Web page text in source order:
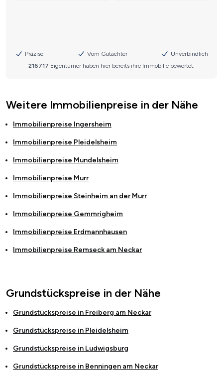
Weitere Immobilienpreise in der Nähe
Immobilienpreise Ingersheim
Immobilienpreise Pleidelsheim
Immobilienpreise Mundelsheim
Immobilienpreise Murr
Immobilienpreise Steinheim an der Murr
Immobilienpreise Gemmrigheim
Immobilienpreise Erdmannhausen
Immobilienpreise Remseck am Neckar
Grundstückspreise in der Nähe
Grundstückspreise in Freiberg am Neckar
Grundstückspreise in Pleidelsheim
Grundstückspreise in Ludwigsburg
Grundstückspreise in Benningen am Neckar